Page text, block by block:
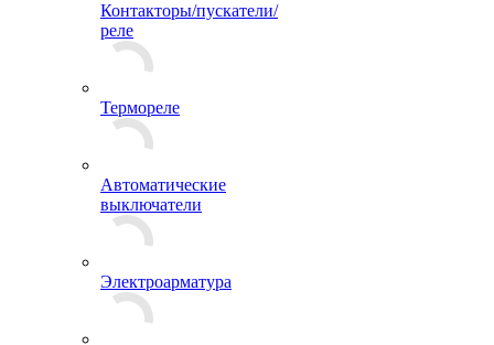
Контакторы/пускатели/
реле
Термореле
Автоматические
выключатели
Электроарматура